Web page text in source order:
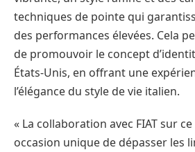
techniques de pointe qui
des performances élevées. Cela
de promouvoir le concept
États-Unis, en offrant une
l’élégance du style de vie italien.
« La collaboration avec FIAT sur
occasion unique de dépasser les